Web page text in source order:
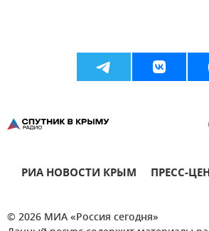
РИА НОВОСТИ КРЫМ ПРЕСС-
© 2026 МИА «Россия сегодня»